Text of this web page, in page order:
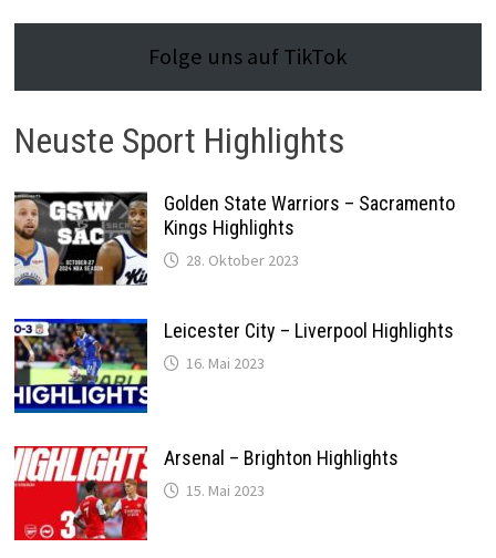
Folge uns auf TikTok
Neuste Sport Highlights
Golden State Warriors – Sacramento
Kings Highlights
28. Oktober 2023
Leicester City – Liverpool Highlights
16. Mai 2023
Arsenal – Brighton Highlights
15. Mai 2023